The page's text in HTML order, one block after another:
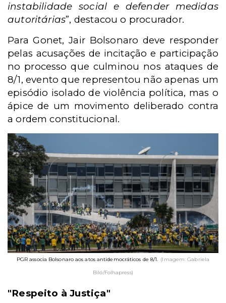
instabilidade social e defender medidas
autoritárias”, destacou o procurador.
Para Gonet, Jair Bolsonaro deve responder
pelas acusações de incitação e participação
no processo que culminou nos ataques de
8/1, evento que representou não apenas um
episódio isolado de violência política, mas o
ápice de um movimento deliberado contra
a ordem constitucional.
PGR associa Bolsonaro aos atos antidemocráticos de 8/1. (Imagem: Gabriela
Biló/Folhapress)
"Respeito à Justiça"